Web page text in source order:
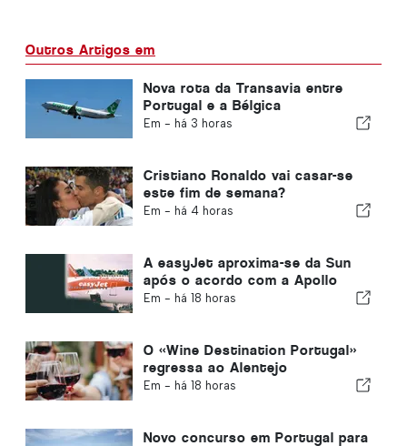
Outros Artigos em
Nova rota da Transavia entre
Portugal e a Bélgica
Em - há 3 horas
Cristiano Ronaldo vai casar-se
este fim de semana?
Em - há 4 horas
A easyJet aproxima-se da Sun
após o acordo com a Apollo
Em - há 18 horas
O «Wine Destination Portugal»
regressa ao Alentejo
Em - há 18 horas
Novo concurso em Portugal para